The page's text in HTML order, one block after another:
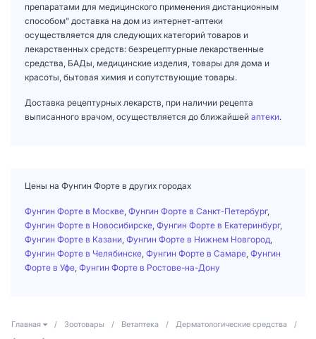
препаратами для медицинского применения дистанционным
способом" доставка на дом из интернет-аптеки
осуществляется для следующих категорий товаров и
лекарственных средств: безрецептурные лекарственные
средства, БАДы, медицинские изделия, товары для дома и
красоты, бытовая химия и сопутствующие товары.
Доставка рецептурных лекарств, при наличии рецепта
выписанного врачом, осуществляется до ближайшей аптеки.
Цены на Фунгин Форте в других городах
Фунгин Форте в Москве Фунгин Форте в Санкт-Петербург,
Фунгин Форте в Новосибирске Фунгин Форте в Екатеринбург,
Фунгин Форте в Казани Фунгин Форте в Нижнем Новгород
Фунгин Форте в Челябинске Фунгин Форте в Самаре Фунгин
Форте в Уфе Фунгин Форте в Ростове-на-Дону
Главная / Зоотовары / Ветаптека / Дерматологические средства
/